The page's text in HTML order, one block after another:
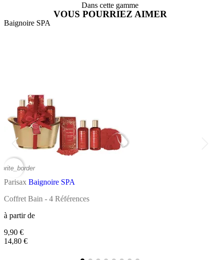
Dans cette gamme
VOUS POURRIEZ AIMER
Baignoire SPA
Parisax Baignoire SPA
Coffret Bain - 4 Références
à partir de
9,90 €
14,80 €